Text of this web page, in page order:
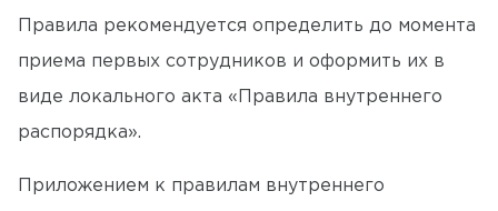
Правила рекомендуется определить до момента
приема первых сотрудников и оформить их в
виде локального акта «Правила внутреннего
распорядка».
Приложением к правилам внутреннего